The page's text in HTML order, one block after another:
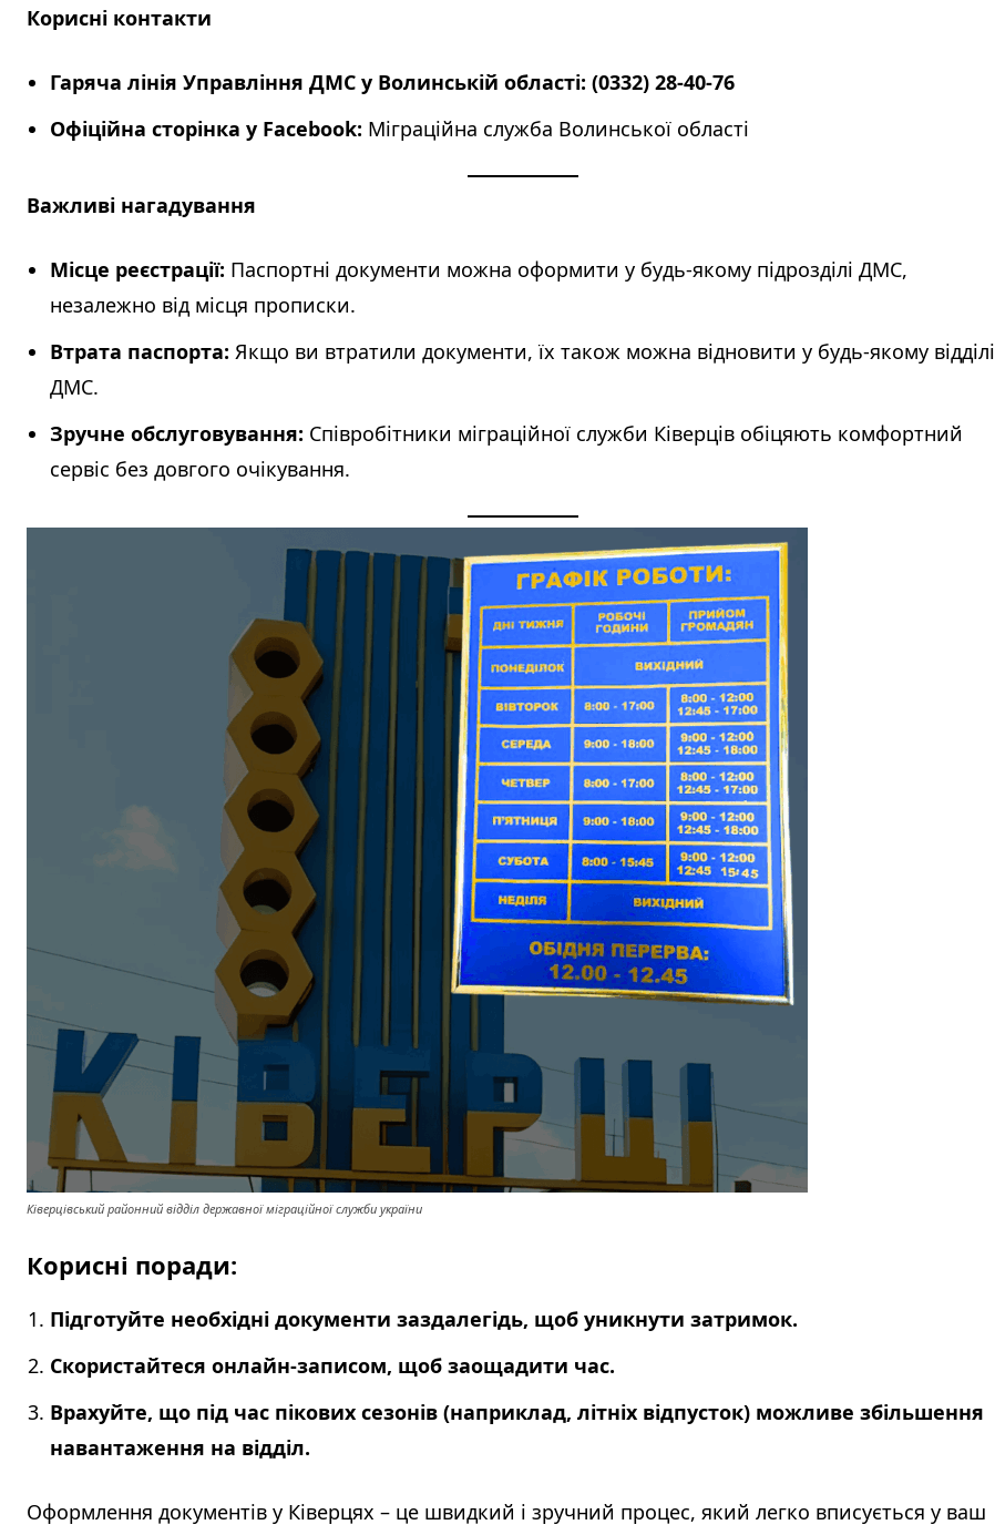
Корисні контакти
Гаряча лінія Управління ДМС у Волинській області: (0332) 28-40-76
Офіційна сторінка у Facebook: Міграційна служба Волинської області
Важливі нагадування
Місце реєстрації: Паспортні документи можна оформити у будь-якому підрозділі ДМС,
незалежно від місця прописки.
Втрата паспорта: Якщо ви втратили документи, їх також можна відновити у будь-якому відділі
ДМС.
Зручне обслуговування: Співробітники міграційної служби Ківерців обіцяють комфортний
сервіс без довгого очікування.
Ківерцівський районний відділ державної міграційної служби україни
Корисні поради:
Підготуйте необхідні документи заздалегідь, щоб уникнути затримок.
Скористайтеся онлайн-записом, щоб заощадити час.
Врахуйте, що під час пікових сезонів (наприклад, літніх відпусток) можливе збільшення
навантаження на відділ.
Оформлення документів у Ківерцях – це швидкий і зручний процес, який легко вписується у ваш